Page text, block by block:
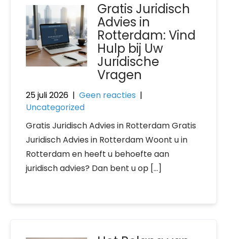
Gratis Juridisch
Advies in
Rotterdam: Vind
Hulp bij Uw
Juridische
Vragen
25 juli 2026 | Geen reacties |
Uncategorized
Gratis Juridisch Advies in Rotterdam Gratis
Juridisch Advies in Rotterdam Woont u in
Rotterdam en heeft u behoefte aan
juridisch advies? Dan bent u op […]